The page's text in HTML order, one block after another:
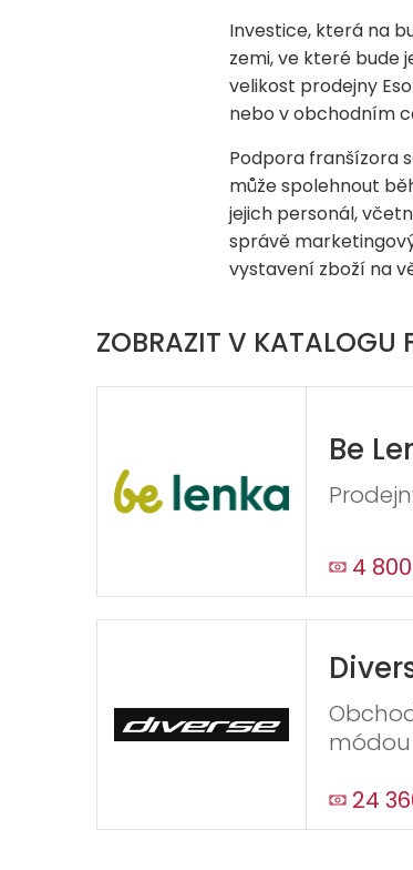
Investice, která na
zemi, ve které bude
velikost prodejny
nebo v obchodním
Podpora franšízora
může spolehnout
jejich personál,
správě
vystavení zboží na
ZOBRAZIT V KATALOGU
Be
4
módou
24